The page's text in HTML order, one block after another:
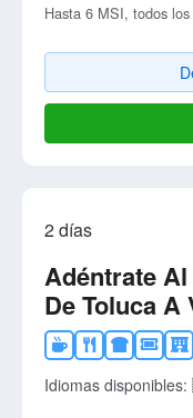
Hasta 6 MSI, todos
2 días
Adéntrate
De Toluca A
Idiomas disponibles: